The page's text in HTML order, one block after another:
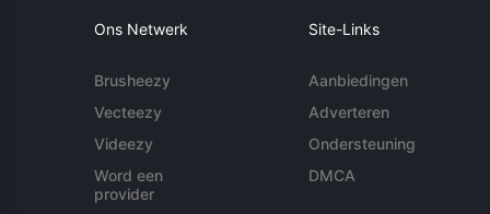
Ons Netwerk
Brusheezy
Vecteezy
Videezy
Word een
provider
Site-Links
Aanbiedingen
Adverteren
Ondersteuning
DMCA